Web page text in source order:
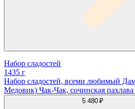
Набор сладостей
1435 г
Набор сладостей, всеми любимый
Медовик) Чак-Чак, сочинская
5 480 ₽